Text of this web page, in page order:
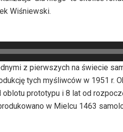
Wiśniewski.
z pierwszych na świecie
tych myśliwców w 1951 r.
oblotu prototypu i 8 lat od
w Mielcu 1463